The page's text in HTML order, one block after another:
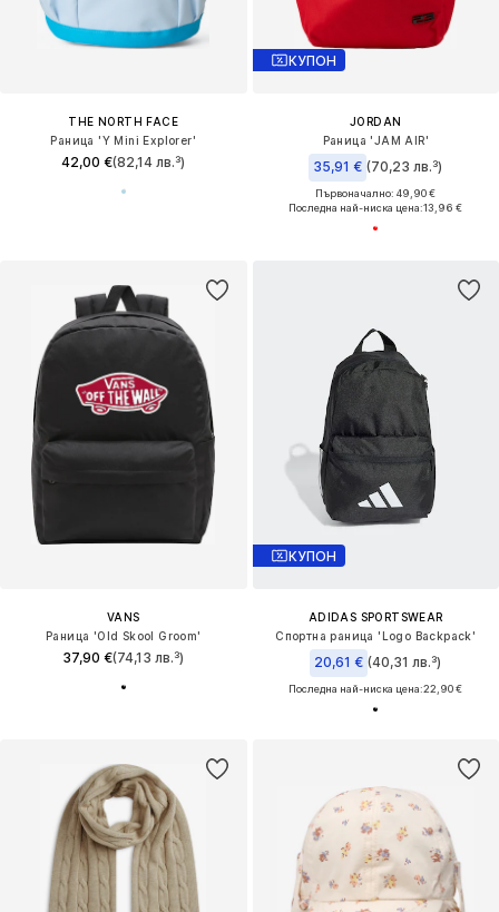
THE NORTH FACE
Раница 'Y Mini Explorer'
42,00 €(82,14 лв.³)
КУПОН
JORDAN
Раница 'JAM AIR'
35,91 € (70,23 лв.³)
Първоначално: 49,90 €
Последна най-ниска цена:13,96 €
VANS
Раница 'Old Skool Groom'
37,90 €(74,13 лв.³)
КУПОН
ADIDAS SPORTSWEAR
Спортна раница 'Logo Backpack'
20,61 € (40,31 лв.³)
Последна най-ниска цена:22,90 €